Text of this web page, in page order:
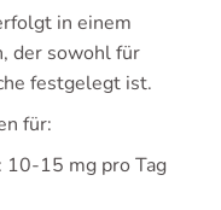
in einem
der sowohl für
festgelegt ist.
für:
10-15 mg pro Tag